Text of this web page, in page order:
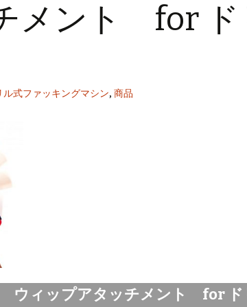
メント for ド
ル式ファッキングマシン, 商品
ウィップアタッチメント for ド